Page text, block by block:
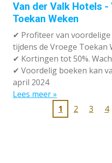
Van der Valk Hotels -
Toekan Weken
✔ Profiteer van
tijdens de Vroege Toekan
✔ Kortingen tot 50%.
✔ Voordelig boeken kan
april 2024
Lees meer »
1
2 3 4